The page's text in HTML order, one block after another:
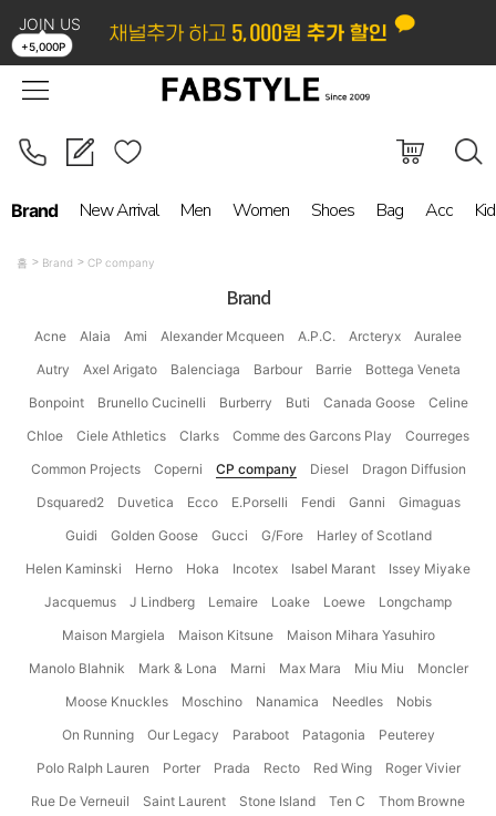
JOIN US
+5,000P
LOGIN ORDER MYPAGE
Brand New Arrival Men Women Shoes Bag Acc
홈 Brand CP company
Brand
Acne Alaia Ami Alexander Mcqueen A.P.C. Arcteryx
Auralee
Autry
Axel Arigato Balenciaga Barbour Barrie
Bottega Veneta
Bonpoint
Brunello Cucinelli Burberry Buti Canada Goose
Celine
Chloe
Ciele Athletics Clarks Comme des Garcons Play
Courreges
Common Projects
Coperni CP company Diesel
Dragon Diffusion
Dsquared2
Duvetica Ecco E.Porselli Fendi Ganni
Gimaguas
Guidi
Golden Goose Gucci G/Fore
Harley of Scotland
Helen Kaminski
Herno Hoka Incotex Isabel Marant
Issey Miyake
Jacquemus
J Lindberg Lemaire Loake Loewe
Longchamp
Maison Margiela
Maison Kitsune
Maison Mihara Yasuhiro
Manolo Blahnik
Mark & Lona Marni Max Mara Miu Miu
Moncler
Moose Knuckles
Moschino Nanamica Needles
Nobis
On Running
Our Legacy Paraboot Patagonia
Peuterey
Polo Ralph Lauren
Porter Prada Recto Red Wing
Roger Vivier
Rue De Verneuil
Saint Laurent Stone Island Ten C
Thom Browne